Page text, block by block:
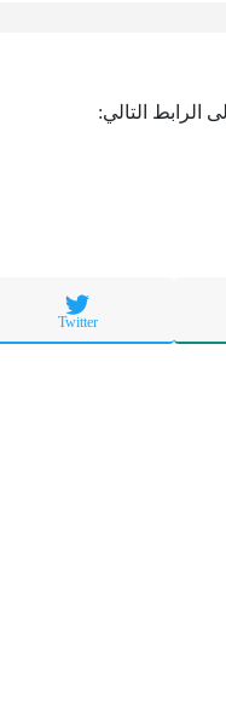
الرابط التالي:
Twitter